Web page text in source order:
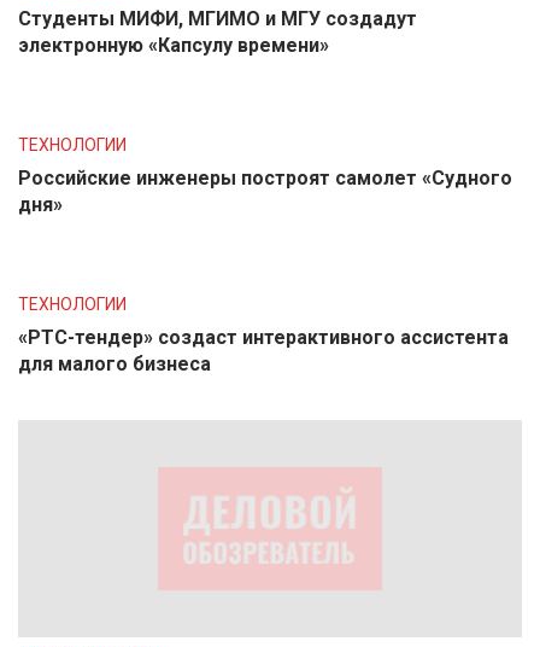
Студенты МИФИ, МГИМО и МГУ создадут
электронную «Капсулу времени»
ТЕХНОЛОГИИ
Российские инженеры построят самолет «Судного
дня»
ТЕХНОЛОГИИ
«РТС-тендер» создаст интерактивного ассистента
для малого бизнеса